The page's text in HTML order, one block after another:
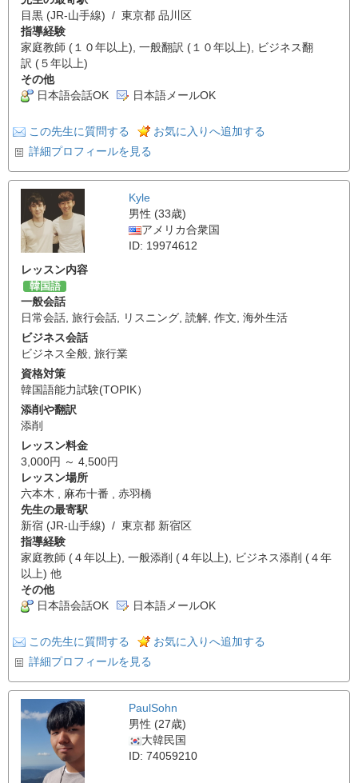
目黒 (JR-山手線) / 東京都 品川区
指導経験
家庭教師 (１０年以上), 一般翻訳 (１０年以上), ビジネス翻
訳 (５年以上)
その他
日本語会話OK
日本語メールOK
この先生に質問する
お気に入りへ追加する
詳細プロフィールを見る
Kyle
男性 (33歳)
アメリカ合衆国
ID: 19974612
レッスン内容
韓国語
一般会話
日常会話 旅行会話 リスニング 読解 作文 海外生活
ビジネス会話
ビジネス全般 旅行業
資格対策
韓国語能力試験(TOPIK）
添削や翻訳
添削
レッスン料金
3,000円 ～ 4,500円
レッスン場所
六本木 , 麻布十番 , 赤羽橋
先生の最寄駅
新宿 (JR-山手線) / 東京都 新宿区
指導経験
家庭教師 (４年以上), 一般添削 (４年以上), ビジネス添削 (４年
以上) 他
その他
日本語会話OK
日本語メールOK
この先生に質問する
お気に入りへ追加する
詳細プロフィールを見る
PaulSohn
男性 (27歳)
大韓民国
ID: 74059210